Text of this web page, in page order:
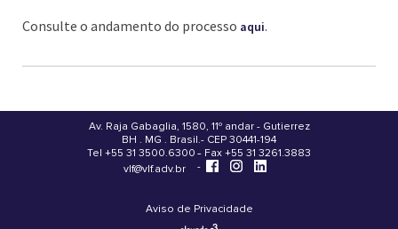
Consulte o andamento do processo aqui.
Av. Raja Gabaglia, 1580, 11º andar - Gutierrez
.
BH . MG . Brasil - CEP 30441-194
-
Tel +55 31 3500.6300 - Fax +55 31 3261.3883
-
vlf@vlf.adv.br
Aviso de Privacidade